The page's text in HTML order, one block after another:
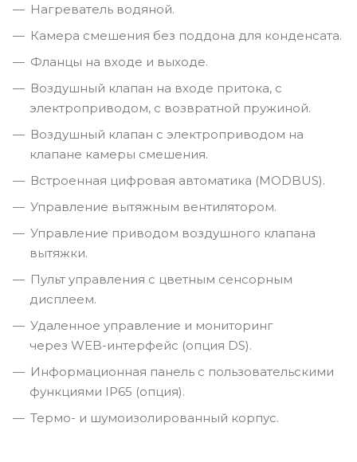
Нагреватель водяной.
Камера смешения без поддона для конденсата.
Фланцы на входе и выходе.
Воздушный клапан на входе притока, с
электроприводом, с возвратной пружиной.
Воздушный клапан с электроприводом на
клапане камеры смешения.
Встроенная цифровая автоматика (MODBUS).
Управление вытяжным вентилятором.
Управление приводом воздушного клапана
вытяжки.
Пульт управления с цветным сенсорным
дисплеем.
Удаленное управление и мониторинг
через WEB-интерфейс (опция DS).
Информационная панель с пользовательскими
функциями IP65 (опция).
Термо- и шумоизолированный корпус.